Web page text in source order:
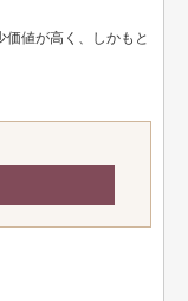
値が高く、しかもと